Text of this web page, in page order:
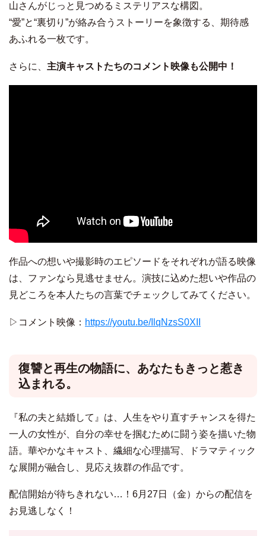
山さんがじっと見つめるミステリアスな構図。
“愛”と“裏切り”が絡み合うストーリーを象徴する、期待感
あふれる一枚です。
さらに、 主演キャストたちのコメント映像も公開中！
作品への想いや撮影時のエピソードをそれぞれが語る映像
は、ファンなら見逃せません。演技に込めた想いや作品の
見どころを本人たちの言葉でチェックしてみてください。
▷コメント映像： https://youtu.be/IlqNzsS0XII
復讐と再生の物語に、あなたもきっと惹き
込まれる。
『私の夫と結婚して』は、人生をやり直すチャンスを得た
一人の女性が、自分の幸せを掴むために闘う姿を描いた物
語。華やかなキャスト、繊細な心理描写、ドラマティック
な展開が融合し、見応え抜群の作品です。
配信開始が待ちきれない…！6月27日（金）からの配信を
お見逃しなく！